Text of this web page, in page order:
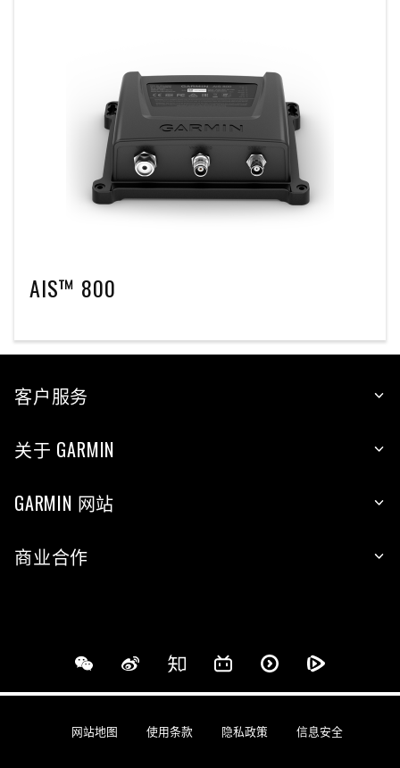
AIS™ 800
客户服务
关于 GARMIN
GARMIN 网站
商业合作
网站地图 使用条款 隐私政策 信息安全